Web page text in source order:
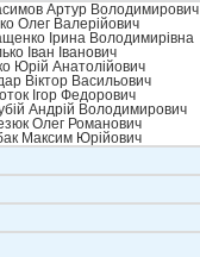
Артур Володимирович
Олег Валерійович
Ірина Володимирівна
Іван Іванович
Юрій Анатолійович
Віктор Васильович
Ігор Федорович
Андрій Володимирович
Олег Романович
Максим Юрійович